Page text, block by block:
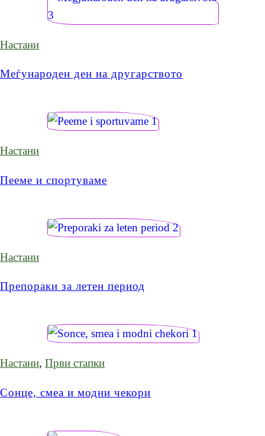
Настани
Меѓународен ден на другарството
Настани
Пееме и спортуваме
Настани
Препораки за летен период
Настани, Први стапки
Сонце, смеа и модни чекори